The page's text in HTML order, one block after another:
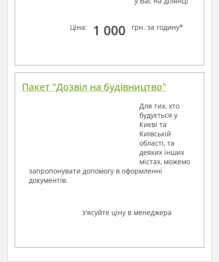
Ціна: 1 000 грн. за годину*
Пакет "Дозвіл на будівництво"
Для тих, хто
будується у
Києві та
Київській
області, та
деяких інших
містах, можемо
запропонувати допомогу в оформленні
документів.
з'ясуйте ціну в менеджера